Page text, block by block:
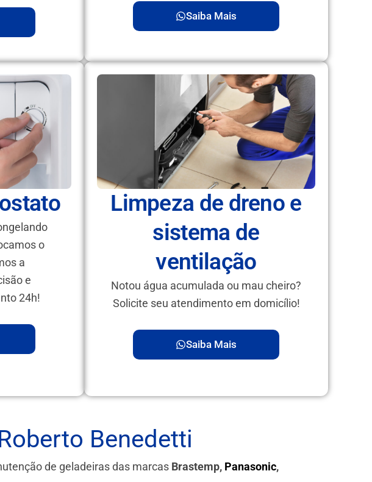
Saiba Mais
o
a
e
24h!
Limpeza de dreno e
sistema de
ventilação
Notou água acumulada ou mau cheiro?
Solicite seu atendimento em domicílio!
Saiba Mais
Benedetti
de geladeiras das marcas Brastemp, Panasonic,